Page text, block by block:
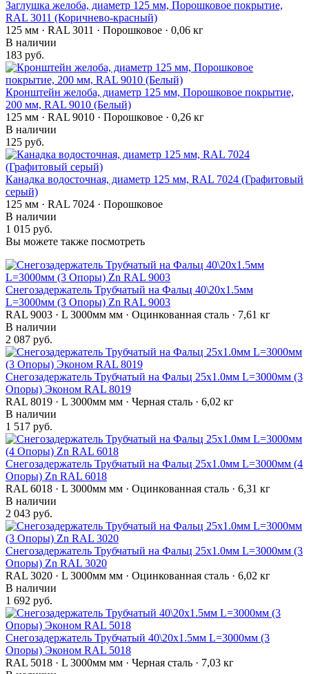
Заглушка желоба, диаметр 125 мм, Порошковое покрытие,
RAL 3011 (Коричнево-красный)
125 мм · RAL 3011 · Порошковое · 0,06 кг
В наличии
183 руб.
Кронштейн желоба, диаметр 125 мм, Порошковое покрытие,
200 мм, RAL 9010 (Белый)
125 мм · RAL 9010 · Порошковое · 0,26 кг
В наличии
125 руб.
Канадка водосточная, диаметр 125 мм, RAL 7024 (Графитовый
серый)
125 мм · RAL 7024 · Порошковое
В наличии
1 015 руб.
Вы можете также посмотреть
Снегозадержатель Трубчатый на Фальц 40\20х1.5мм
L=3000мм (3 Опоры) Zn RAL 9003
RAL 9003 · L 3000мм мм · Оцинкованная сталь · 7,61 кг
В наличии
2 087 руб.
Снегозадержатель Трубчатый на Фальц 25х1.0мм L=3000мм (3
Опоры) Эконом RAL 8019
RAL 8019 · L 3000мм мм · Черная сталь · 6,02 кг
В наличии
1 517 руб.
Снегозадержатель Трубчатый на Фальц 25х1.0мм L=3000мм (4
Опоры) Zn RAL 6018
RAL 6018 · L 3000мм мм · Оцинкованная сталь · 6,31 кг
В наличии
2 043 руб.
Снегозадержатель Трубчатый на Фальц 25х1.0мм L=3000мм (3
Опоры) Zn RAL 3020
RAL 3020 · L 3000мм мм · Оцинкованная сталь · 6,02 кг
В наличии
1 692 руб.
Снегозадержатель Трубчатый 40\20х1.5мм L=3000мм (3
Опоры) Эконом RAL 5018
RAL 5018 · L 3000мм мм · Черная сталь · 7,03 кг